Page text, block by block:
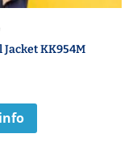
KK954M